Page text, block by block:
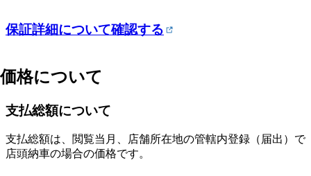
保証詳細について確認する
価格について
支払総額について
支払総額は、閲覧当月、店舗所在地の管轄内登録（届出）で
店頭納車の場合の価格です。